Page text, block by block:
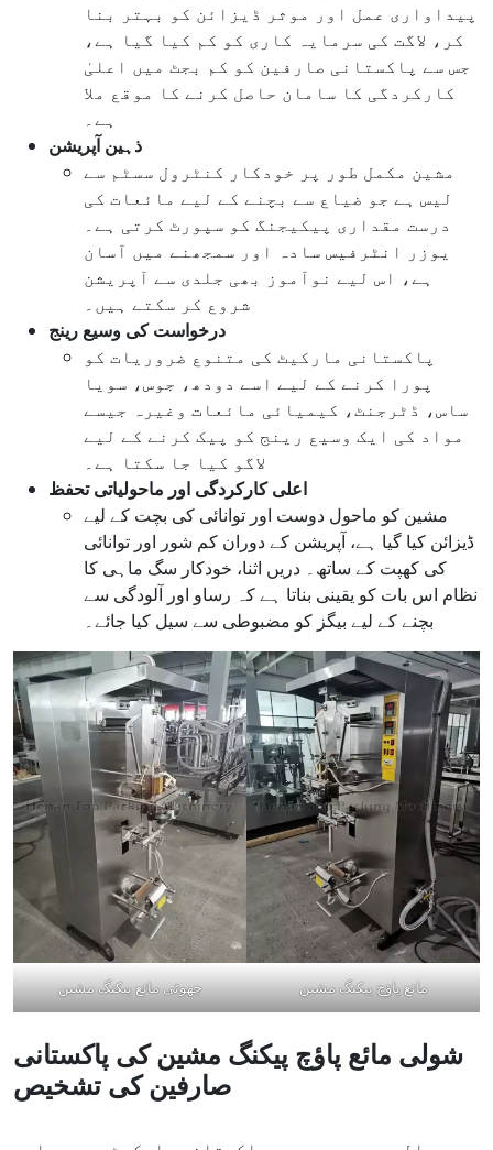
پیداواری عمل اور موثر ڈیزائن کو بہتر بنا
کر، لاگت کی سرمایہ کاری کو کم کیا گیا ہے،
جس سے پاکستانی صارفین کو کم بجٹ میں اعلیٰ
کارکردگی کا سامان حاصل کرنے کا موقع ملا
ہے۔
ذہین آپریشن
مشین مکمل طور پر خودکار کنٹرول سسٹم سے
لیس ہے جو ضیاع سے بچنے کے لیے مائعات کی
درست مقداری پیکیجنگ کو سپورٹ کرتی ہے۔
یوزر انٹرفیس سادہ اور سمجھنے میں آسان
ہے، اس لیے نوآموز بھی جلدی سے آپریشن
شروع کر سکتے ہیں۔
درخواست کی وسیع رینج
پاکستانی مارکیٹ کی متنوع ضروریات کو
پورا کرنے کے لیے اسے دودھ، جوس، سویا
ساس، ڈٹرجنٹ، کیمیائی مائعات وغیرہ جیسے
مواد کی ایک وسیع رینج کو پیک کرنے کے لیے
لاگو کیا جا سکتا ہے۔
اعلی کارکردگی اور ماحولیاتی تحفظ
مشین کو ماحول دوست اور توانائی کی بچت کے لیے
ڈیزائن کیا گیا ہے، آپریشن کے دوران کم شور اور توانائی
کی کھپت کے ساتھ۔ دریں اثنا، خودکار سگ ماہی کا
نظام اس بات کو یقینی بناتا ہے کہ رساو اور آلودگی سے
بچنے کے لیے بیگز کو مضبوطی سے سیل کیا جائے۔
چھوٹی مائع پیکنگ مشین مائع پاؤچ پیکنگ مشین
شولی مائع پاؤچ پیکنگ مشین کی پاکستانی
صارفین کی تشخیص